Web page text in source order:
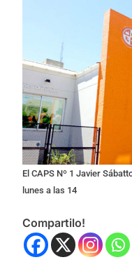
El CAPS Nº 1 Javier
lunes a las 14
Compartilo!